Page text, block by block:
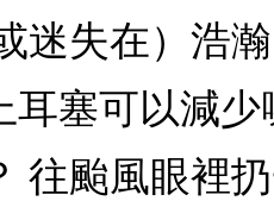
失在）浩瀚
塞可以減少
往颱風眼裡